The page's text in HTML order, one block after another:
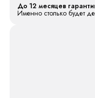
До 12 месяцев
Именно столько будет